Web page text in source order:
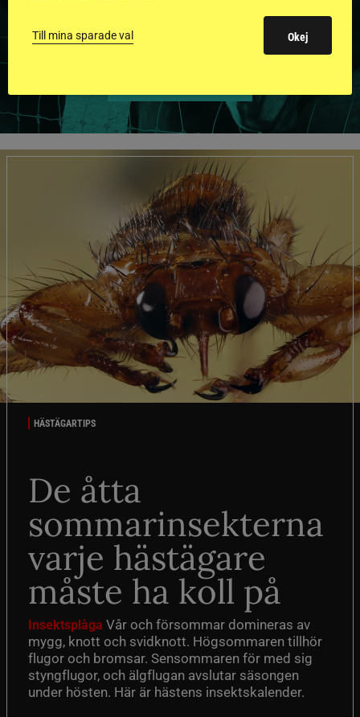
BILDER OCH FAKTA
HÄSTÄGARTIPS
De åtta
sommarinsekterna
varje hästägare
måste ha koll på
Insektsplåga Vår och försommar domineras av
mygg, knott och svidknott. Högsommaren tillhör
flugor och bromsar. Sensommaren för med sig
styngflugor, och älgflugan avslutar säsongen
under hösten. Här är hästens insektskalender.
Till mina sparade val Okej